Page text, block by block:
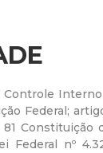
Federal;
81 Constituição
Federal nº